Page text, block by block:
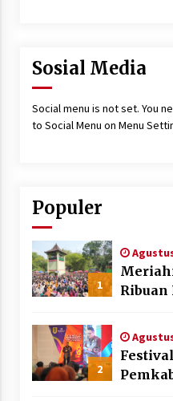
Sosial Media
Social menu is not set. You
to Social Menu on Menu
Populer
1
Ribuan
2